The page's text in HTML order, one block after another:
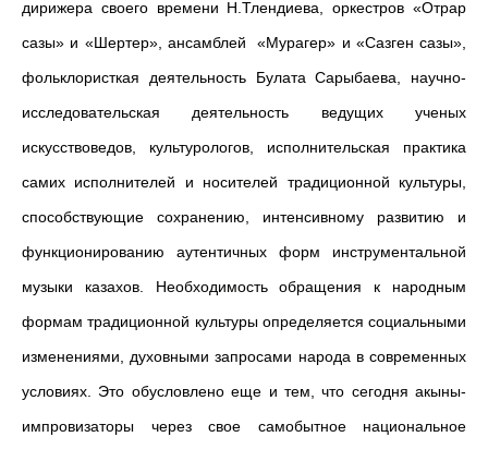
дирижера своего времени Н.Тлендиева, оркестров «Отрар
сазы» и «Шертер», ансамблей «Мурагер» и «Сазген сазы»,
фольклористкая деятельность Булата Сарыбаева, научно-
исследовательская деятельность ведущих ученых
искусствоведов, культурологов, исполнительская практика
самих исполнителей и носителей традиционной культуры,
способствующие сохранению, интенсивному развитию и
функционированию аутентичных форм инструментальной
музыки казахов. Необходимость обращения к народным
формам традиционной культуры определяется социальными
изменениями, духовными запросами народа в современных
условиях. Это обусловлено еще и тем, что сегодня акыны-
импровизаторы через свое самобытное национальное